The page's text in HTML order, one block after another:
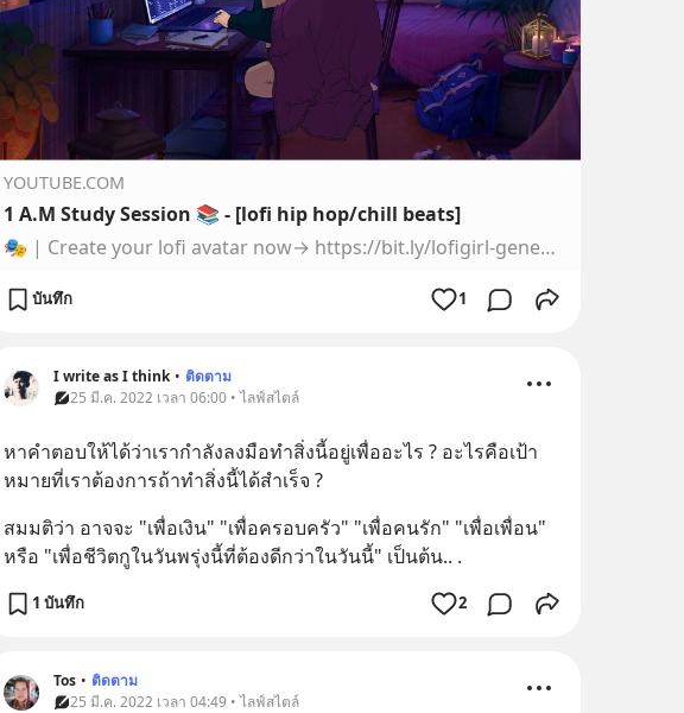
YOUTUBE.COM
1 A.M Study Session 📚 - [lofi hip hop/chill beats]
🎭 | Create your lofi avatar now→ https://bit.ly/lofigirl-generator🎼 | Listen on Spotify, Apple music and more→ https://bit.ly/lofigirI-playlists🌎 | Lofi...
บันทึก 1
I write as I think • ติดตาม
25 มี.ค. 2022 เวลา 06:00 • ไลฟ์สไตล์
หาคำตอบให้ได้ว่าเรากำลังลงมือทำสิ่งนี้อยู่เพื่ออะไร ? อะไรคือเป้า
หมายที่เราต้องการถ้าทำสิ่งนี้ได้สำเร็จ ?
สมมติว่า อาจจะ "เพื่อเงิน" "เพื่อครอบครัว" "เพื่อคนรัก" "เพื่อเพื่อน"
หรือ "เพื่อชีวิตกูในวันพรุ่งนี้ที่ต้องดีกว่าในวันนี้" เป็นต้น.. .
1 บันทึก 2
Tos • ติดตาม
25 มี.ค. 2022 เวลา 04:49 • ไลฟ์สไตล์